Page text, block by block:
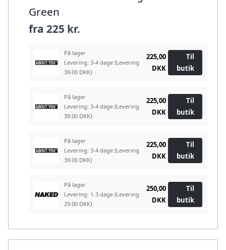
Green
fra 225 kr.
På lager
Levering: 3-4 dage (Levering
39.00 DKK)
225,00
DKK
Til
butik
På lager
Levering: 3-4 dage (Levering
39.00 DKK)
225,00
DKK
Til
butik
På lager
Levering: 3-4 dage (Levering
39.00 DKK)
225,00
DKK
Til
butik
På lager
Levering: 1-3 dage (Levering
29.00 DKK)
250,00
DKK
Til
butik